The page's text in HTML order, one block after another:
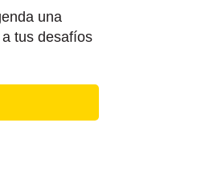
una
tus desafíos